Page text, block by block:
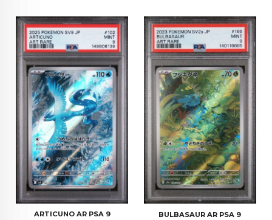
ARTICUNO AR PSA 9 BULBASAUR AR PSA 9